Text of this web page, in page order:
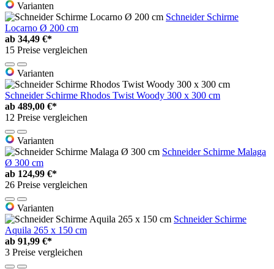
Varianten
Schneider Schirme
Locarno Ø 200 cm
ab 34,49 €*
15 Preise vergleichen
Varianten
Schneider Schirme Rhodos Twist Woody 300 x 300 cm
ab 489,00 €*
12 Preise vergleichen
Varianten
Schneider Schirme Malaga
Ø 300 cm
ab 124,99 €*
26 Preise vergleichen
Varianten
Schneider Schirme
Aquila 265 x 150 cm
ab 91,99 €*
3 Preise vergleichen